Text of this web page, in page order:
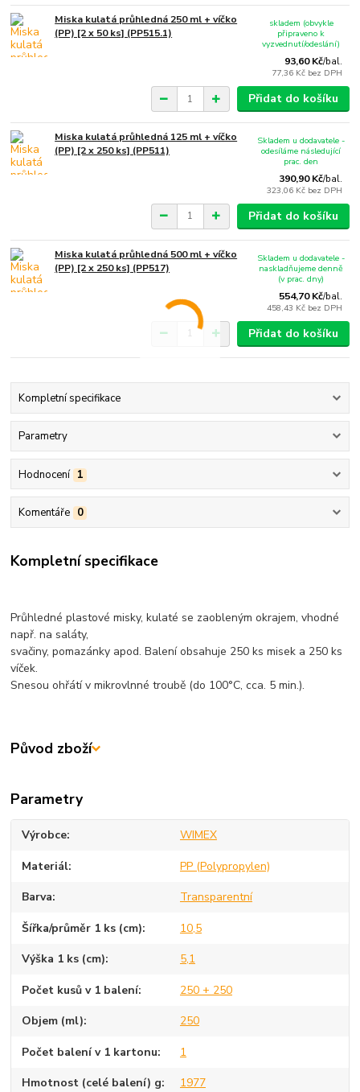
Miska kulatá průhledná 250 ml + víčko
(PP) [2 x 50 ks] (PP515.1)
93,60 Kč/bal.
77,36 Kč bez DPH
skladem (obvykle
připraveno k
vyzvednutí/odeslání)
Přidat do košíku
Miska kulatá průhledná 125 ml + víčko
(PP) [2 x 250 ks] (PP511)
390,90 Kč/bal.
323,06 Kč bez DPH
Skladem u dodavatele -
odesíláme následující
prac. den
Přidat do košíku
Miska kulatá průhledná 500 ml + víčko
(PP) [2 x 250 ks] (PP517)
554,70 Kč/bal.
458,43 Kč bez DPH
Skladem u dodavatele -
naskladňujeme denně
(v prac. dny)
Přidat do košíku
Kompletní specifikace
Parametry
Hodnocení 1
Komentáře 0
Kompletní specifikace
Průhledné plastové misky, kulaté se zaobleným okrajem, vhodné
např. na saláty,
svačiny, pomazánky apod. Balení obsahuje 250 ks misek a 250 ks
víček.
Snesou ohřátí v mikrovlnné troubě (do 100°C, cca. 5 min.).
Původ zboží
Parametry
Výrobce WIMEX
Materiál PP (Polypropylen)
Barva Transparentní
Šířka/průměr 1 ks (cm) 10,5
Výška 1 ks (cm) 5,1
Počet kusů v 1 balení 250 + 250
Objem (ml) 250
Počet balení v 1 kartonu 1
Hmotnost (celé balení) g 1977